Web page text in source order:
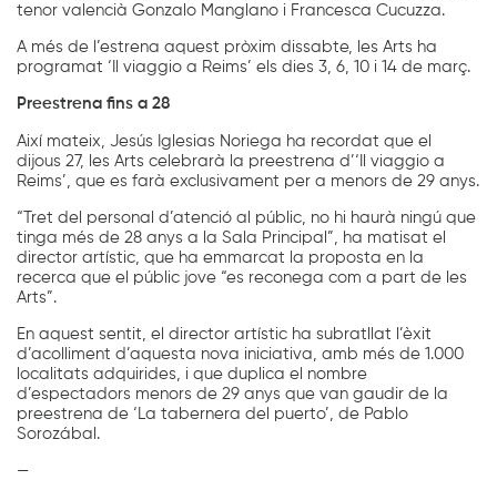
tenor valencià Gonzalo Manglano i Francesca Cucuzza.
A més de l’estrena aquest pròxim dissabte, les Arts ha
programat ‘Il viaggio a Reims’ els dies 3, 6, 10 i 14 de març.
Preestrena fins a 28
Així mateix, Jesús Iglesias Noriega ha recordat que el
dijous 27, les Arts celebrarà la preestrena d’‘Il viaggio a
Reims’, que es farà exclusivament per a menors de 29 anys.
“Tret del personal d’atenció al públic, no hi haurà ningú que
tinga més de 28 anys a la Sala Principal”, ha matisat el
director artístic, que ha emmarcat la proposta en la
recerca que el públic jove “es reconega com a part de les
Arts”.
En aquest sentit, el director artístic ha subratllat l’èxit
d’acolliment d’aquesta nova iniciativa, amb més de 1.000
localitats adquirides, i que duplica el nombre
d’espectadors menors de 29 anys que van gaudir de la
preestrena de ‘La tabernera del puerto’, de Pablo
Sorozábal.
—